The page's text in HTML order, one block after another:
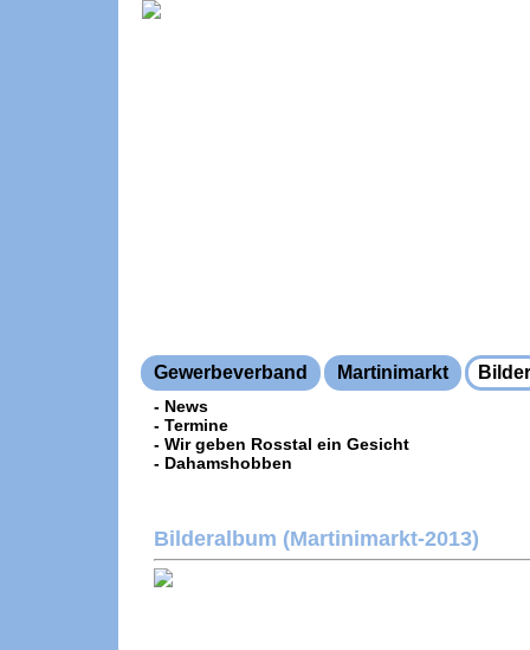
Gewerbeverband Martinimarkt Bilder
- News
- Termine
- Wir geben Rosstal ein Gesicht
- Dahamshobben
Bilderalbum (Martinimarkt-2013)